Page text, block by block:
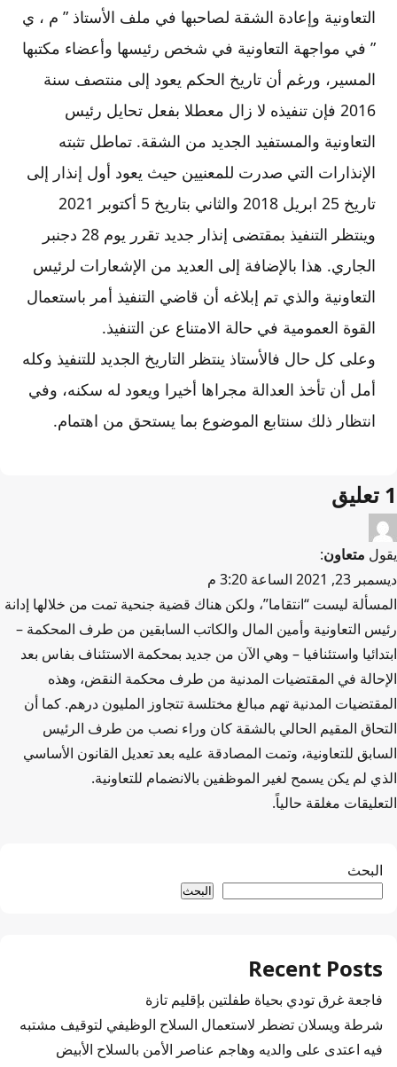
التعاونية وإعادة الشقة لصاحبها في ملف الأستاذ ” م ، ي
” في مواجهة التعاونية في شخص رئيسها وأعضاء مكتبها
المسير، ورغم أن تاريخ الحكم يعود إلى منتصف سنة
2016 فإن تنفيذه لا زال معطلا بفعل تحايل رئيس
التعاونية والمستفيد الجديد من الشقة. تماطل تثبته
الإنذارات التي صدرت للمعنيين حيث يعود أول إنذار إلى
تاريخ 25 ابريل 2018 والثاني بتاريخ 5 أكتوبر 2021
وينتظر التنفيذ بمقتضى إنذار جديد تقرر يوم 28 دجنبر
الجاري. هذا بالإضافة إلى العديد من الإشعارات لرئيس
التعاونية والذي تم إبلاغه أن قاضي التنفيذ أمر باستعمال
القوة العمومية في حالة الامتناع عن التنفيذ.
وعلى كل حال فالأستاذ ينتظر التاريخ الجديد للتنفيذ وكله
أمل أن تأخذ العدالة مجراها أخيرا ويعود له سكنه، وفي
انتظار ذلك سنتابع الموضوع بما يستحق من اهتمام.
1 تعليق
يقول متعاون:
ديسمبر 23, 2021 الساعة 3:20 م
المسألة ليست “انتقاما”، ولكن هناك قضية جنحية تمت من خلالها إدانة
رئيس التعاونية وأمين المال والكاتب السابقين من طرف المحكمة –
ابتدائيا واستئنافيا – وهي الآن من جديد بمحكمة الاستئناف بفاس بعد
الإحالة في المقتضيات المدنية من طرف محكمة النقض، وهذه
المقتضيات المدنية تهم مبالغ مختلسة تتجاوز المليون درهم. كما أن
التحاق المقيم الحالي بالشقة كان وراء نصب من طرف الرئيس
السابق للتعاونية، وتمت المصادقة عليه بعد تعديل القانون الأساسي
الذي لم يكن يسمح لغير الموظفين بالانضمام للتعاونية.
التعليقات مغلقة حالياً.
البحث
البحث
Recent Posts
فاجعة غرق تودي بحياة طفلتين بإقليم تازة
شرطة ويسلان تضطر لاستعمال السلاح الوظيفي لتوقيف مشتبه
فيه اعتدى على والديه وهاجم عناصر الأمن بالسلاح الأبيض